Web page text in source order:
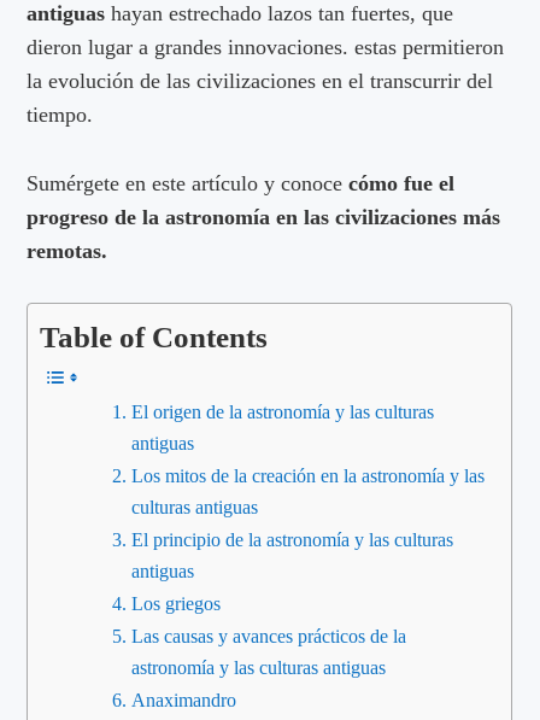
antiguashayan estrechado lazos tan fuertes, que
dieron lugar a grandes innovaciones. estas permitieron
la evolución de las civilizaciones en el transcurrir del
tiempo.
Sumérgete en este artículo y conocecómo fue el
progreso de la astronomía en las civilizaciones más
remotas.
Table of Contents
El origen de la astronomía y las culturas
antiguas
Los mitos de la creación en la astronomía y las
culturas antiguas
El principio de la astronomía y las culturas
antiguas
Los griegos
Las causas y avances prácticos de la
astronomía y las culturas antiguas
Anaximandro